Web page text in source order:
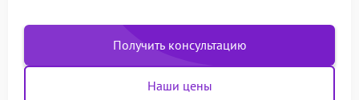
Получить консультацию
Наши цены